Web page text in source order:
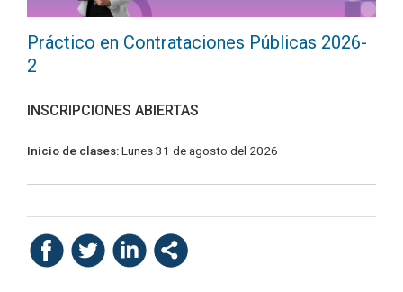
Práctico en Contrataciones Públicas 2026-
2
INSCRIPCIONES ABIERTAS
Inicio de clases:Lunes 31 de agosto del 2026